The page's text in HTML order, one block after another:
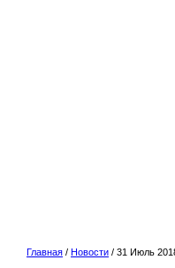
Главная / Новости / 31 Июль